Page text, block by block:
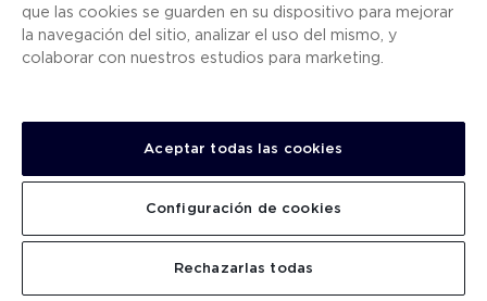
Hoteles únicos en España y ciudades europeas.
que las cookies se guarden en su dispositivo para mejorar
la navegación del sitio, analizar el uso del mismo, y
colaborar con nuestros estudios para marketing.
Aceptar todas las cookies
Rechazarlas todas
Configuración de cookies